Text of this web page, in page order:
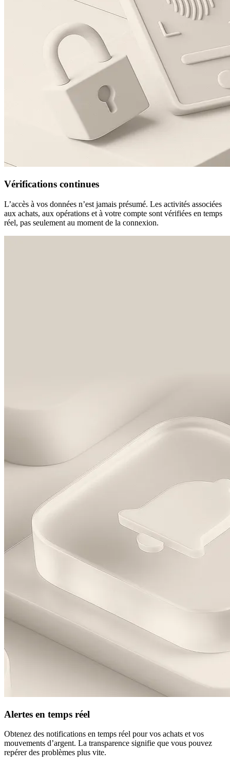
Vérifications continues
L’accès à vos données n’est jamais présumé. Les activités associées
aux achats, aux opérations et à votre compte sont vérifiées en temps
réel, pas seulement au moment de la connexion.
Alertes en temps réel
Obtenez des notifications en temps réel pour vos achats et vos
mouvements d’argent. La transparence signifie que vous pouvez
repérer des problèmes plus vite.